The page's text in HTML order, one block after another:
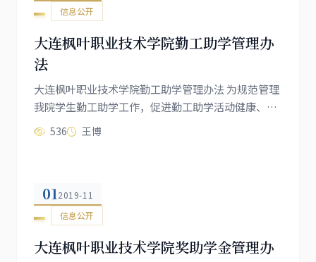
信息公开
大连枫叶职业技术学院勤工助学管理办
法
大连枫叶职业技术学院勤工助学管理办法 为规范管理
我院学生勤工助学工作，促进勤工助学活动健康、有
序开展，培养学生自立自强精神，增强学生社会实践
能力，帮助学生顺利完成学业，并结合我院版半封闭
536 王博
01 2019-11
信息公开
大连枫叶职业技术学院奖助学金管理办